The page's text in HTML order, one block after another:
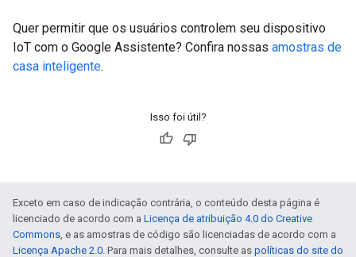
Quer permitir que os usuários controlem seu dispositivo
IoT com o Google Assistente? Confira nossas amostras de
casa inteligente.
Isso foi útil?
Exceto em caso de indicação contrária, o conteúdo desta página é
licenciado de acordo com a Licença de atribuição 4.0 do Creative
Commons, e as amostras de código são licenciadas de acordo com a
Licença Apache 2.0. Para mais detalhes, consulte as políticas do site do